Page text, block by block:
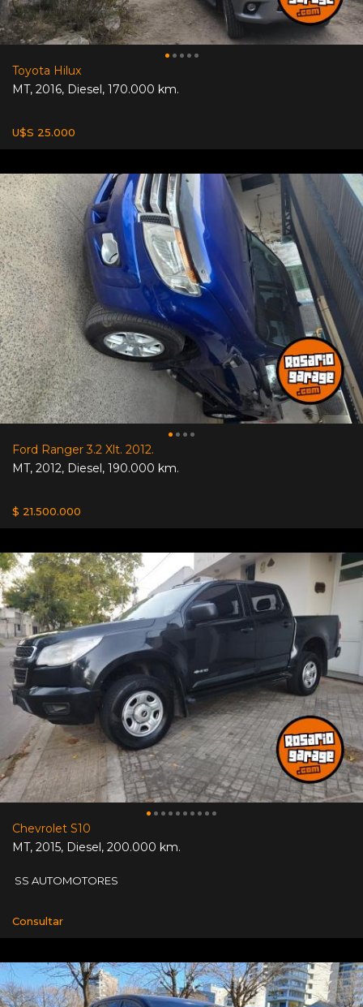
Toyota Hilux
MT, 2016, Diesel, 170.000 km.
U$S 25.000
Ford Ranger 3.2 Xlt. 2012.
MT, 2012, Diesel, 190.000 km.
$ 21.500.000
Chevrolet S10
MT, 2015, Diesel, 200.000 km.
SS AUTOMOTORES
Consultar